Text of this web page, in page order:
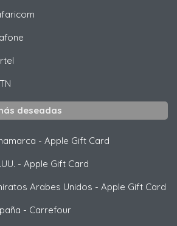
deseadas
- Apple Gift Card
- Apple Gift Card
Arabes Unidos - Apple Gift Card
- Carrefour